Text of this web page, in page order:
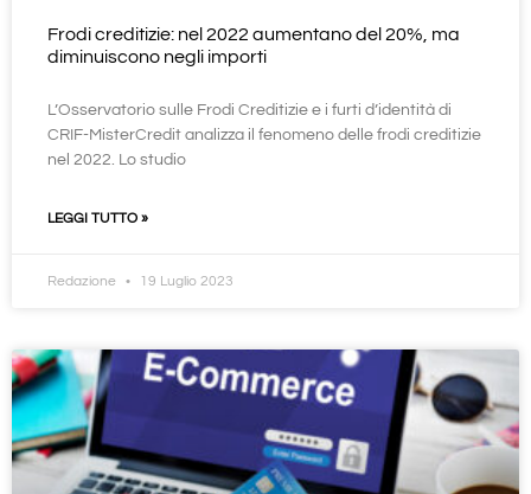
Frodi creditizie: nel 2022 aumentano del 20%, ma
diminuiscono negli importi
L’Osservatorio sulle Frodi Creditizie e i furti d’identità di
CRIF-MisterCredit analizza il fenomeno delle frodi creditizie
nel 2022. Lo studio
LEGGI TUTTO »
Redazione 19 Luglio 2023